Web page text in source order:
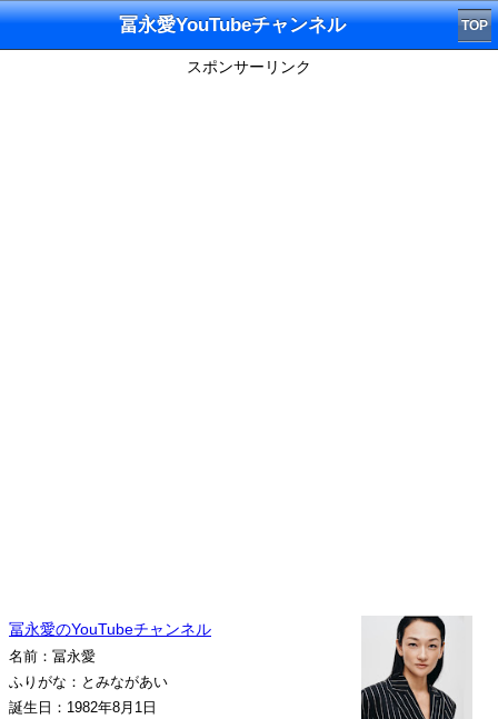
冨永愛YouTubeチャンネル TOP
スポンサーリンク
冨永愛のYouTubeチャンネル
名前：冨永愛
ふりがな：とみながあい
誕生日：1982年8月1日